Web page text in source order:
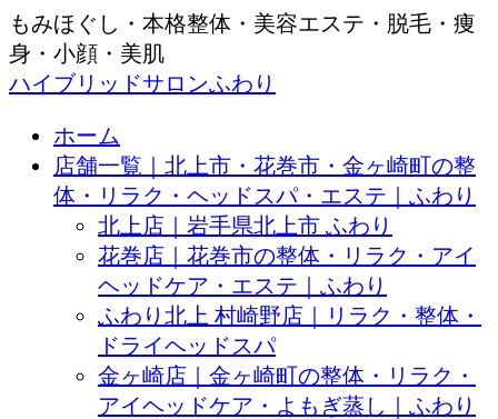
もみほぐし・本格整体・美容エステ・脱毛・痩
身・小顔・美肌
ハイブリッドサロンふわり
ホーム
店舗一覧｜北上市・花巻市・金ヶ崎町の整
体・リラク・ヘッドスパ・エステ｜ふわり
北上店｜岩手県北上市 ふわり
花巻店｜花巻市の整体・リラク・アイ
ヘッドケア・エステ｜ふわり
ふわり北上 村崎野店｜リラク・整体・
ドライヘッドスパ
金ヶ崎店｜金ヶ崎町の整体・リラク・
アイヘッドケア・よもぎ蒸し｜ふわり